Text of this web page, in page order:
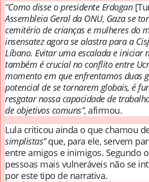
“Como disse o presidente Erdogan
Assembleia Geral da ONU, Gaza se
cemitério de crianças e mulheres do
insensatez agora se alastra para a
Líbano. Evitar uma escalada e iniciar
também é crucial no conflito entre
momento em que enfrentamos duas
potencial de se tornarem globais, é
resgatarnossa capacidade de
de objetivos comuns”, afirmou.
Lula criticou ainda o que chamou
simplistas”que, para ele, servem
entre amigos e inimigos. Segundo
pessoas mais vulneráveis não se
por este tipo de narrativa.